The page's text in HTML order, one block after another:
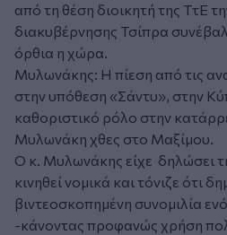
από τη θέση διοικητή της ΤτΕ
διακυβέρνησης Τσίπρα
όρθια η χώρα.
Μυλωνάκης: Η πίεση από τις
στην υπόθεση «Σάντυ», στην
καθοριστικό ρόλο στην
Μυλωνάκη χθες στο Μαξίμου.
Ο κ. Μυλωνάκης είχε δηλώσει
κινηθεί νομικά και τόνιζε ότι
βιντεοσκοπημένη συνομιλία
-κάνοντας προφανώς χρήση